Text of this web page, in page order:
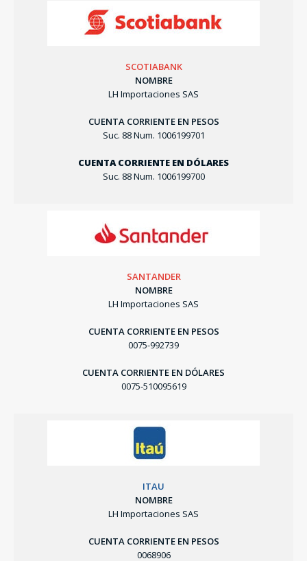
SCOTIABANK
NOMBRE
LH Importaciones SAS
CUENTA CORRIENTE EN PESOS
Suc. 88 Num. 1006199701
CUENTA CORRIENTE EN DÓLARES
Suc. 88 Num. 1006199700
SANTANDER
NOMBRE
LH Importaciones SAS
CUENTA CORRIENTE EN PESOS
0075-992739
CUENTA CORRIENTE EN DÓLARES
0075-510095619
ITAU
NOMBRE
LH Importaciones SAS
CUENTA CORRIENTE EN PESOS
0068906